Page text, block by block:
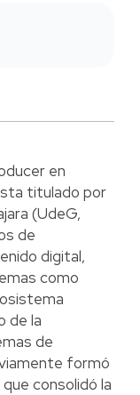
en
titulado por
(UdeG,
de
digital,
como
de la
de
formó
consolidó la